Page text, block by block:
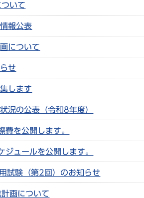
いて
報公表
について
せ
します
況の公表（令和8年度）
を公開します。
ュールを公開します。
試験（第2回）のお知らせ
画について